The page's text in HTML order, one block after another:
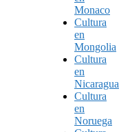
Monaco
Cultura
en
Mongolia
Cultura
en
Nicaragua
Cultura
en
Noruega